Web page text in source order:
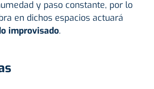
y paso constante, por lo
en dichos espacios actuará
improvisado.